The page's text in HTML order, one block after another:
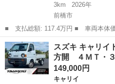
3km
2026年
前橋市
■ 支払総額: 117.4万円 ■ 車両本体価格： 1,128,000 円 ■ メーカ
ー名： スズキ ■ 車種名： キャリ
ＫＣエアコン・パワステ 届出済未
ワーウイ...
群馬 前橋市 キャリイ
スズキ キャリ
方開 ４ＭＴ・
149,000円
キャリイ